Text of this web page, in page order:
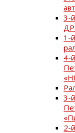
3-
1-
4-
3-
2-